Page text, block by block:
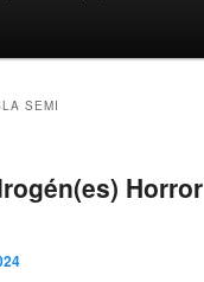
SEMI
Horror